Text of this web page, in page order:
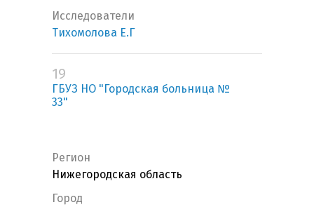
Исследователи
Тихомолова Е.Г
19
ГБУЗ НО "Городская больница №
33"
Регион
Нижегородская область
Город